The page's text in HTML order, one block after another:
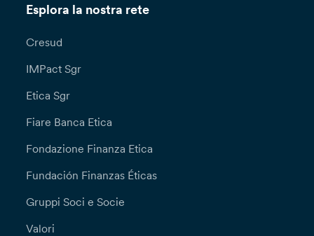
automatizzato, compresa la profilazione)
Popolare Etica Società cooperativa per azioni,
nonché per ricevere ulteriori informazioni con
riguardo al trattamento dei tuoi dati personali,
Dipendenze, oppure inoltrare richiesta scritta
Banca, alla sezione “Privacy e cookie policy”
Protezione dei Dati (Data Protection Officer):
DPO@bancaetica.com.
Esplora la nostra rete
Cresud
IMPact Sgr
Etica Sgr
Fiare Banca Etica
Fondazione Finanza Etica
Fundación Finanzas Éticas
Gruppi Soci e Socie
Valori